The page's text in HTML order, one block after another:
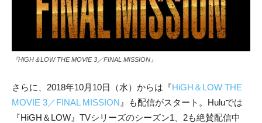
『HiGH＆LOW THE MOVIE 3／FINAL MISSION』
さらに、2018年10月10日（水）からは『HiGH＆LOW THE
MOVIE 3／FINAL MISSION 』も配信がスタート。Huluでは
『HiGH＆LOW』TVシリーズのシーズン1、2も絶賛配信中